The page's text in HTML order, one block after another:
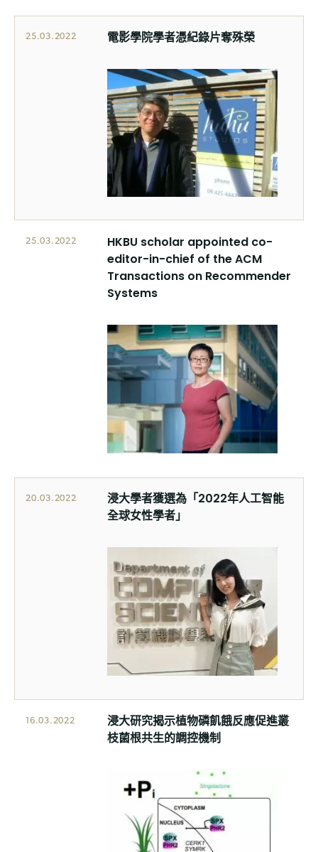
25.03.2022 電影學院學者憑紀錄片奪殊榮
25.03.2022
HKBU scholar appointed co-
editor-in-chief of the ACM
Transactions on Recommender
Systems
20.03.2022
浸大學者獲選為「2022年人工智能
全球女性學者」
16.03.2022
浸大研究揭示植物磷飢餓反應促進叢
枝菌根共生的調控機制